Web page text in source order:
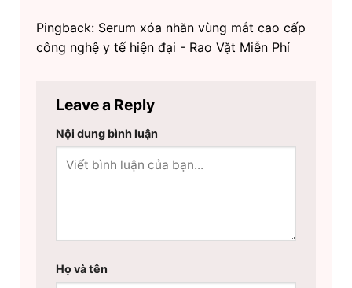
Pingback: Serum xóa nhăn vùng mắt cao cấp
công nghệ y tế hiện đại - Rao Vặt Miễn Phí
Leave a Reply
Nội dung bình luận
Họ và tên